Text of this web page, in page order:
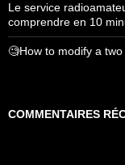
Le service
comprendre en 10
🧐How to modify a
COMMENTAIRES